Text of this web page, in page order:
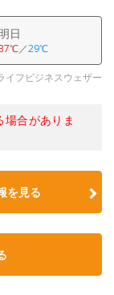
明日
／29℃
イフビジネスウェザー
合がありま
を見る